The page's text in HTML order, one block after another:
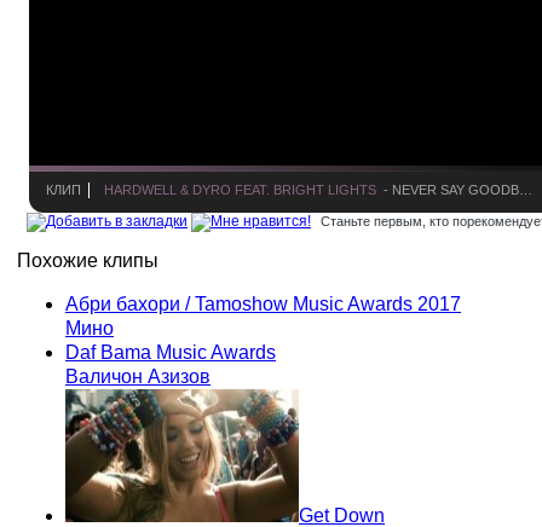
КЛИП HARDWELL & DYRO FEAT. BRIGHT LIGHTS - NEVER SAY GOODBYE (OFFICIAL MUSIC VIDEO)
Станьте первым, кто
Похожие клипы
Абри бахори / Tamoshow Music Awards 2017
Мино
Daf Bama Music Awards
Валичон Азизов
Get Down